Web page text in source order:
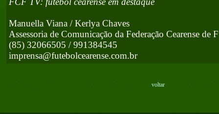
Manuella Viana / Kerlya Chaves
Assessoria de Comunicação da Federação Cearense de
(85) 32066505 / 991384545
imprensa@futebolcearense.com.br
voltar